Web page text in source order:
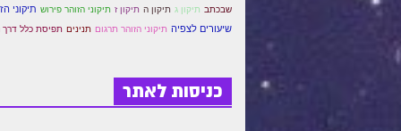
שבכתב תיקון ג תיקון ה תיקון ז תיקוני הזוהר פירוש תיקוני
שיעורים לצפיה תיקוני הזוהר תרגום תנינים תפיסת כלל דרך
כניסות לאתר